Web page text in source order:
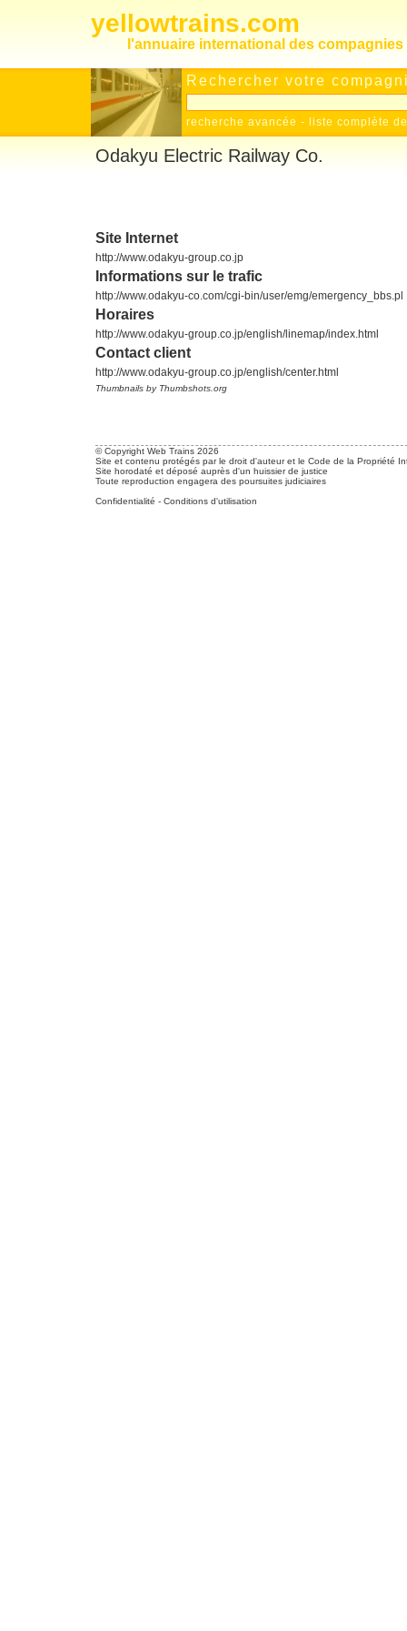
yellowtrains.com
l'annuaire international des
Rechercher votre
recherche avancée - liste complète
Odakyu Electric Railway Co.
Site Internet
http://www.odakyu-group.co.jp
Informations sur le trafic
http://www.odakyu-co.com/cgi-bin/user/emg/emergency_bbs.pl
Horaires
http://www.odakyu-group.co.jp/english/linemap/index.html
Contact client
http://www.odakyu-group.co.jp/english/center.html
Thumbnails by Thumbshots.org
© Copyright Web Trains 2026
Site et contenu protégés par le droit d'auteur et le Code de la Propriété
Site horodaté et déposé auprès d'un huissier de justice
Toute reproduction engagera des poursuites judiciaires
Confidentialité - Conditions d'utilisation